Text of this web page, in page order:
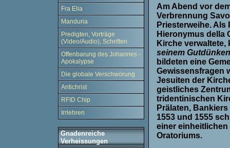
Fra Elia
Manduria
Predigten, Vorträge
(Video/Audio), Schriften
Offenbarung des Johannes -
Apokalypse
Die globale Verschwörung
Antichrist
RFID Chip
Irrlehren
Gnadenreiche
Verheissungen
Am Abend vor
Verbrennung
Priesterweihe.
Hieronymus della
Kirche verwaltete,
seinem
bildeten eine
Gewissensfragen
Jesuiten der
geistliches
tridentinischen
Prälaten,
1553 und 1555
einer
Oratoriums.